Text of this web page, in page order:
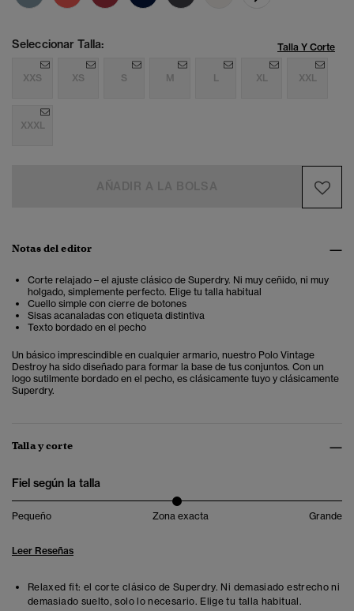
Seleccionar Talla: Talla Y Corte
XXS XS S M L XL XXL
XXXL
Notas del editor
Corte relajado – el ajuste clásico de Superdry. Ni muy ceñido, ni muy
holgado, simplemente perfecto. Elige tu talla habitual
Cuello simple con cierre de botones
Sisas acanaladas con etiqueta distintiva
Texto bordado en el pecho
Un básico imprescindible en cualquier armario, nuestro Polo Vintage
Destroy ha sido diseñado para formar la base de tus conjuntos. Con un
logo sutilmente bordado en el pecho, es clásicamente tuyo y clásicamente
Superdry.
Talla y corte
Fiel según la talla
Pequeño Zona exacta Grande
Leer Reseñas
Relaxed fit: el corte clásico de Superdry. Ni demasiado estrecho ni
demasiado suelto, solo lo necesario. Elige tu talla habitual.